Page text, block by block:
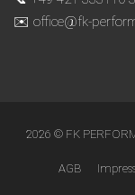
✉️ office@fk-
2026 © FK
AGB